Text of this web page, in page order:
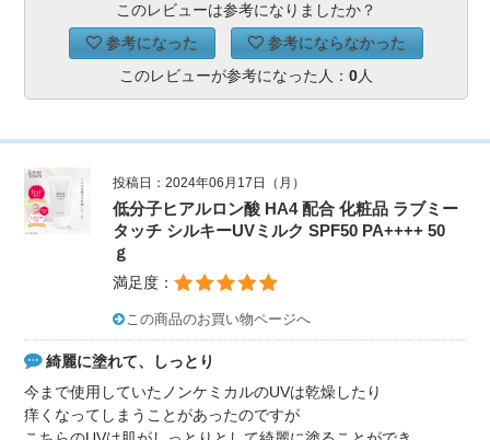
このレビューは参考になりましたか？
参考になった
参考にならなかった
このレビューが参考になった人： 0人
投稿日：2024年06月17日（月）
低分子ヒアルロン酸 HA4 配合 化粧品 ラブミー
タッチ シルキーUVミルク SPF50 PA++++ 50
ｇ
満足度：
この商品のお買い物ページへ
綺麗に塗れて、しっとり
今まで使用していたノンケミカルのUVは乾燥したり
痒くなってしまうことがあったのですが